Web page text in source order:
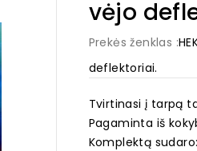
vėjo
Prekės ženklas :
deflektoriai.
Tvirtinasi į tarpą
Pagaminta iš
Komplektą